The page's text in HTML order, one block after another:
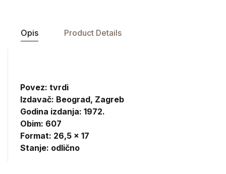
Opis Product Details
Povez: tvrdi
Izdavač: Beograd, Zagreb
Godina izdanja: 1972.
Obim: 607
Format: 26,5 x 17
Stanje: odlično